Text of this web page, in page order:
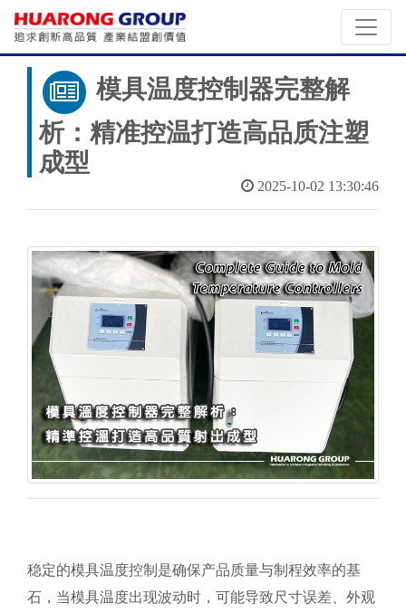
模具温度控制器完整解
析：精准控温打造高品质注塑
成型
2025-10-02 13:30:46
稳定的模具温度控制是确保产品质量与制程效率的基
石，当模具温度出现波动时，可能导致尺寸误差、外观